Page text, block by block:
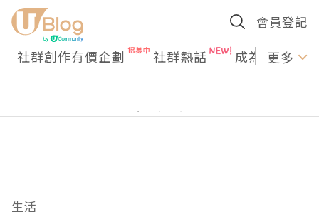
會員登記
社群創作有價企劃 社群熱話 成為U更多
生活